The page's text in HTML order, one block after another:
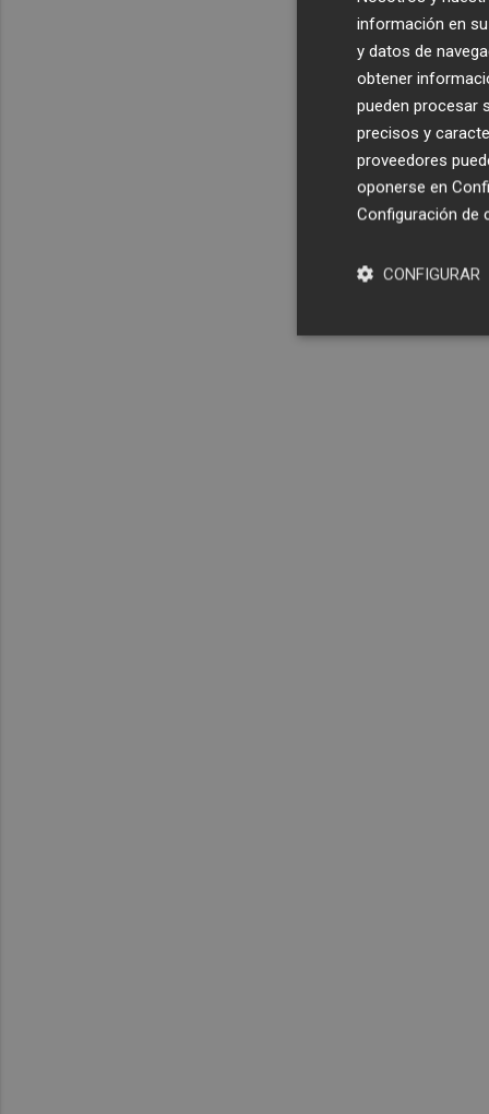
información en
y datos de
obtener
pueden procesar
precisos y
proveedores
oponerse en
Configuración de
CONFIGURAR